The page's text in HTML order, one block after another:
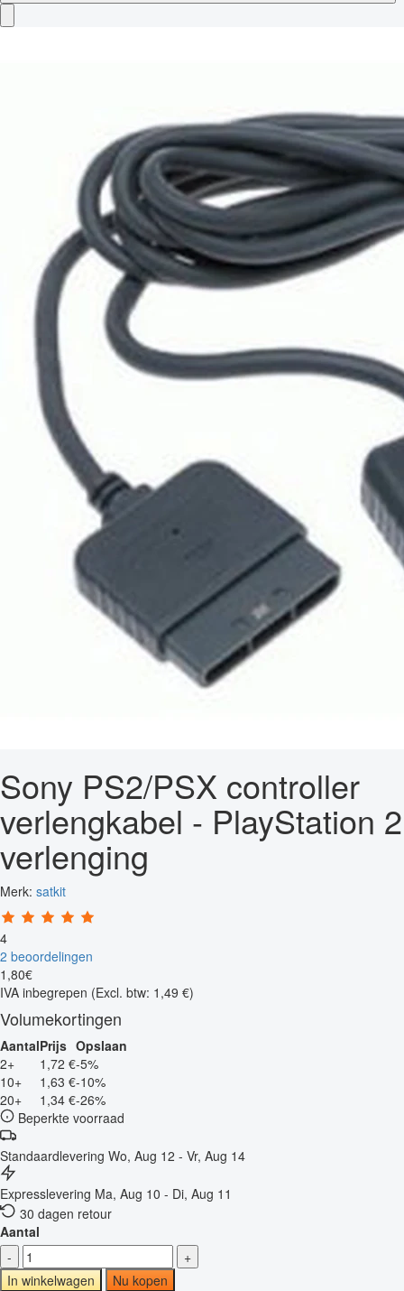
Sony PS2/PSX controller
verlengkabel - PlayStation 2
verlenging
Merk: satkit
4
2 beoordelingen
1 ,80€
IVA inbegrepen (Excl. btw: 1,49 €)
Volumekortingen
AantalPrijs Opslaan
2+
1,72 €-5%
10+
1,63 €-10%
20+
1,34 €-26%
Beperkte voorraad
Standaardlevering Wo, Aug 12 - Vr, Aug 14
Expresslevering Ma, Aug 10 - Di, Aug 11
30 dagen retour
Aantal
-
+
In winkelwagen
Nu kopen